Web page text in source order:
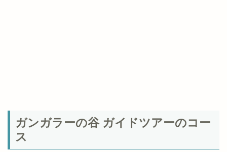
ガンガラーの谷 ガイドツアーのコー
ス